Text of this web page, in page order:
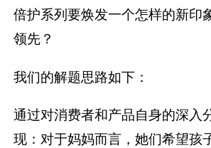
倍护系列要焕发一个怎样的新印
领先？
我们的解题思路如下：
通过对消费者和产品自身的深入
现：对于妈妈而言，她们希望孩